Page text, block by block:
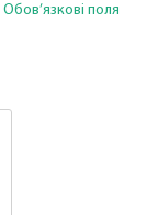
Обов’язкові поля